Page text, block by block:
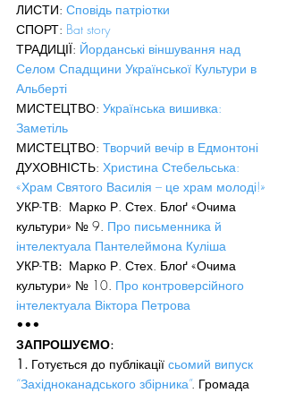
ЛИСТИ: Сповідь патріотки
СПОРТ: Bat story
ТРАДИЦІЇ: Йорданські віншування над
Селом Спадщини Української Культури в
Альберті
МИСТЕЦТВО: Українська вишивка:
Заметіль
МИСТЕЦТВО: Творчий вечір в Едмонтоні
ДУХОВНІСТЬ: Христина Стебельська:
«Храм Святого Василія – це храм молоді!»
УКР-ТВ:  Марко Р. Стех. Блоґ «Очима
культури» № 9. Про письменника й
інтелектуала Пантелеймона Куліша
УКР-ТВ: Марко Р. Стех. Блоґ «Очима
культури» № 10. Про контроверсійного
інтелектуала Віктора Петрова
•••
ЗАПРОШУЄМО:
1. Готується до публікації сьомий випуск
“Західноканадського збірника”. Громада